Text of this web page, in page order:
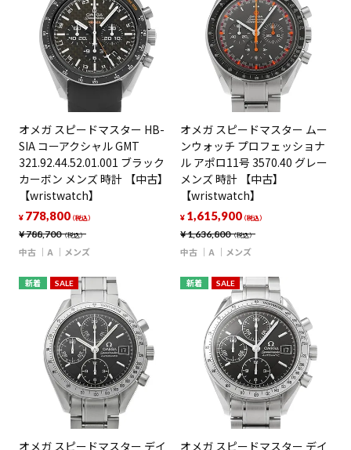
オメガ スピードマスター HB-
SIA コーアクシャル GMT
321.92.44.52.01.001 ブラック
カーボン メンズ 時計 【中古】
【wristwatch】
¥788,700（税込）
¥ 778,800（税込）
中古 A メンズ
オメガ スピードマスター ムー
ンウォッチ プロフェッショナ
ル アポロ11号 3570.40 グレー
メンズ 時計 【中古】
【wristwatch】
¥1,636,800（税込）
¥ 1,615,900（税込）
中古 A メンズ
新着 SALE
オメガ スピードマスター デイ
新着 SALE
オメガ スピードマスター デイ